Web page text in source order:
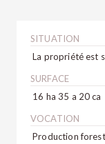
SITUATION
La propriété est
SURFACE
16 ha 35 a 20 ca
VOCATION
Production